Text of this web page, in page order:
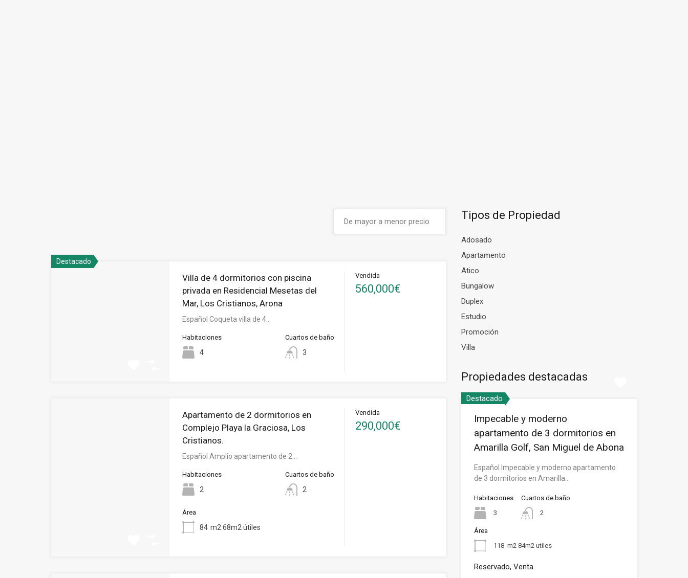
Destacado
Villa de 4 dormitorios con piscina
privada en Residencial Mesetas del
Mar, Los Cristianos, Arona
Español Coqueta villa de 4…
Habitaciones
4
Cuartos de baño
3
Vendida
560,000€
Apartamento de 2 dormitorios en
Complejo Playa la Graciosa, Los
Cristianos.
Español Amplio apartamento de 2…
Habitaciones
2
Cuartos de baño
2
Área
84 m2 68m2 útiles
Vendida
290,000€
Tipos de Propiedad
Adosado
Apartamento
Atico
Bungalow
Duplex
Estudio
Promoción
Villa
Propiedades destacadas
Destacado
Impecable y moderno
apartamento de 3 dormitorios en
Amarilla Golf, San Miguel de Abona
Español Impecable y moderno apartamento
de 3 dormitorios en Amarilla…
Habitaciones
3
Cuartos de baño
2
Área
118 m2 84m2 utiles
Reservado, Venta